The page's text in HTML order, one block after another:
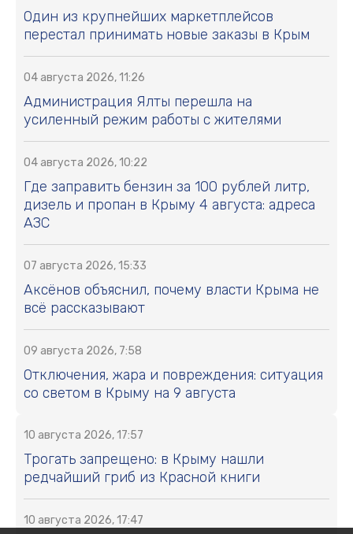
Один из крупнейших маркетплейсов
перестал принимать новые заказы в Крым
04 августа 2026, 11:26
Администрация Ялты перешла на
усиленный режим работы с жителями
04 августа 2026, 10:22
Где заправить бензин за 100 рублей литр,
дизель и пропан в Крыму 4 августа: адреса
АЗС
07 августа 2026, 15:33
Аксёнов объяснил, почему власти Крыма не
всё рассказывают
09 августа 2026, 7:58
Отключения, жара и повреждения: ситуация
со светом в Крыму на 9 августа
10 августа 2026, 17:57
Трогать запрещено: в Крыму нашли
редчайший гриб из Красной книги
10 августа 2026, 17:47